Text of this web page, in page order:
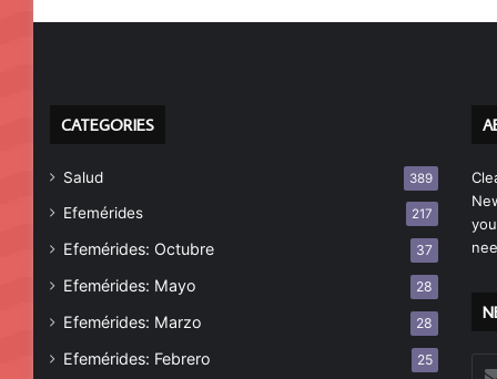
CATEGORIES
Salud 389
Efemérides 217
Efemérides: Octubre 37
Efemérides: Mayo 28
Efemérides: Marzo 28
Efemérides: Febrero 25